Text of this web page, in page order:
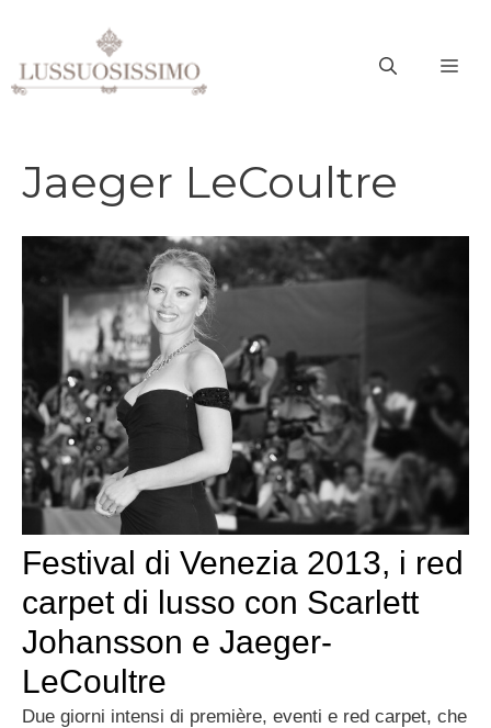
contenuto
Jaeger LeCoultre
Festival di Venezia 2013, i red
carpet di lusso con Scarlett
Johansson e Jaeger-
LeCoultre
Due giorni intensi di première, eventi e red carpet, che